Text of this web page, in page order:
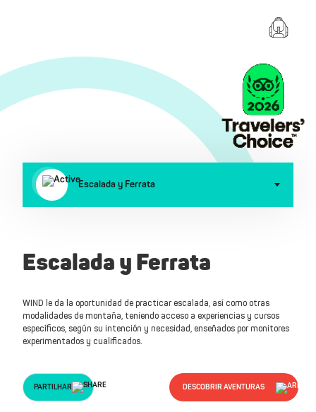
Escalada y Ferrata
Escalada y Ferrata
WIND le da la oportunidad de practicar escalada, así como otras
modalidades de montaña, teniendo acceso a experiencias y cursos
específicos, según su intención y necesidad, enseñados por monitores
experimentados y cualificados.
DESCOBRIR AVENTURAS
PARTILHAR